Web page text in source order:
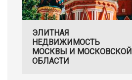
ЭЛИТНАЯ
НЕДВИЖИМОСТЬ
МОСКВЫ И МОСКОВСКОЙ
ОБЛАСТИ